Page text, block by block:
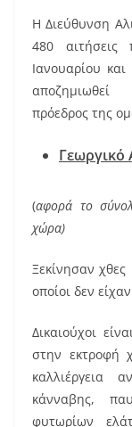
Η Διεύθυνση
480
Ιανουαρίου
αποζημιωθεί
πρόεδρος της
Γεωργικό
(αφορά το
χώρα)
Ξεκίνησαν
οποίοι δεν
Δικαιούχοι
στην εκτροφή
καλλιέργεια
κάνναβης,
φυτωρίων